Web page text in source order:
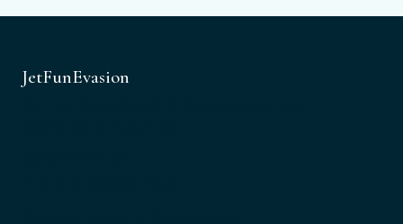
JetFunEvasion